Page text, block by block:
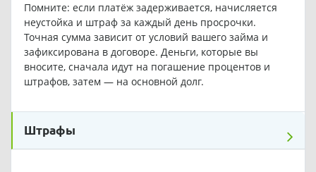
Помните: если платёж задерживается, начисляется
неустойка и штраф за каждый день просрочки.
Точная сумма зависит от условий вашего займа и
зафиксирована в договоре. Деньги, которые вы
вносите, сначала идут на погашение процентов и
штрафов, затем — на основной долг.
Штрафы